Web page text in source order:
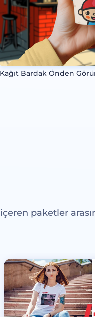
Kağıt Bardak Önden
paketler